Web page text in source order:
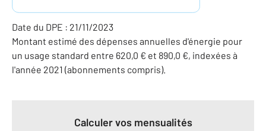
Date du DPE : 21/11/2023
Montant estimé des dépenses annuelles d'énergie pour
un usage standard entre 620,0 € et 890,0 €, indexées à
l'année 2021 (abonnements compris).
Calculer vos mensualités